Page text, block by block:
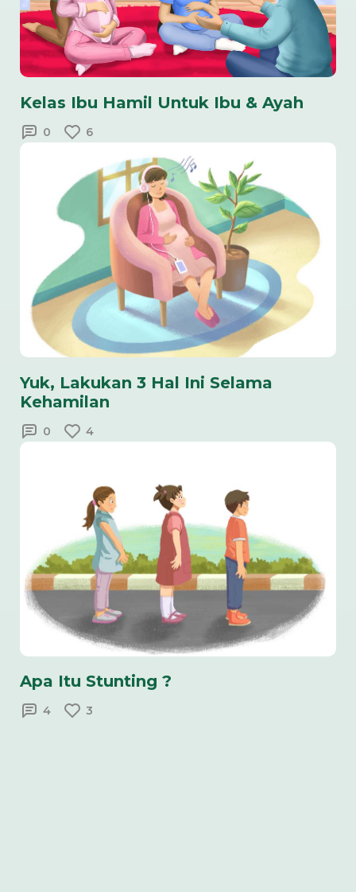
Kelas Ibu Hamil Untuk Ibu & Ayah
0 6
Yuk, Lakukan 3 Hal Ini Selama
Kehamilan
0 4
Apa Itu Stunting ?
4 3